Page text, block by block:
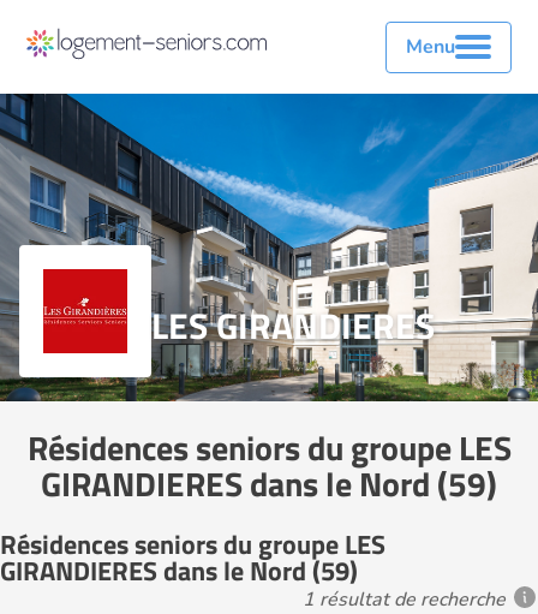
Menu
LES GIRANDIERES
Résidences seniors du groupe LES
GIRANDIERES dans le Nord (59)
Résidences seniors du groupe LES
GIRANDIERES dans le Nord (59)
1 résultat de recherche